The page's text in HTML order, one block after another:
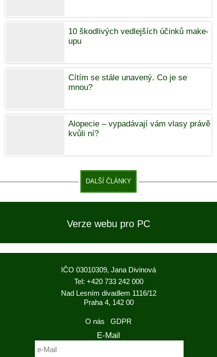
10 škodlivých vedlejších účinků make-
upu
Cítím se stále unavený. Co je se
mnou?
Alopecie – vypadávají vám vlasy právě
kvůli ní?
DALŠÍ ČLÁNKY
Verze webu pro PC
IČO 03010309, Jana Divinová
Tel: +420 733 242 000
Nad Lesním divadlem 1116/12
Praha 4, 142 00
O nás GDPR
E-Mail